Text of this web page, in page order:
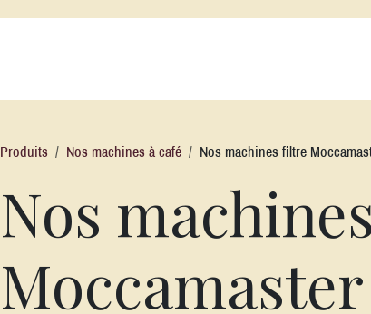
Produits Nos machines à café Nos machines filtre
Nos
Moccamaster